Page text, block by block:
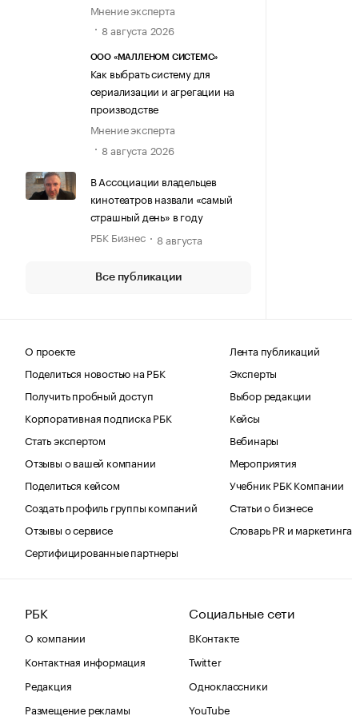
Мнение эксперта
8 августа 2026
ООО «МАЛЛЕНОМ СИСТЕМС»
Как выбрать систему для
сериализации и агрегации на
производстве
Мнение эксперта
8 августа 2026
В Ассоциации владельцев
кинотеатров назвали «самый
страшный день» в году
РБК Бизнес
8 августа
Все публикации
О проекте
Поделиться новостью на РБК
Получить пробный доступ
Корпоративная подписка РБК
Стать экспертом
Отзывы о вашей компании
Поделиться кейсом
Создать профиль группы компаний
Отзывы о сервисе
Сертифицированные партнеры
Лента публикаций
Эксперты
Выбор редакции
Кейсы
Вебинары
Мероприятия
Учебник РБК Компании
Статьи о бизнесе
Словарь PR и маркетинга
РБК
О компании
Контактная информация
Редакция
Размещение рекламы
Социальные сети
ВКонтакте
Twitter
Одноклассники
YouTube